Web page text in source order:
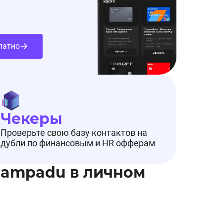
Чекеры
Проверьте свою базу контактов на
дубли по финансовым и HR офферам
в личном